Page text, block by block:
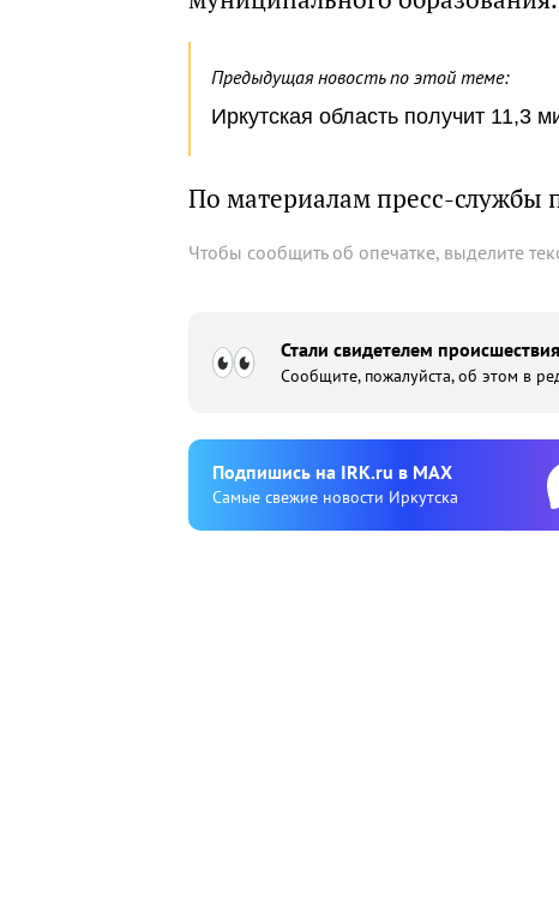
Предыдущая новость по этой теме:
Иркутская область получит 11,3
По материалам пресс-службы
Чтобы сообщить об опечатке, выделите
Стали свидетелем
Сообщите, пожалуйста, об этом в
Подпишиcь на IRK.ru в MAX
Cамые свежие новости Иркутска